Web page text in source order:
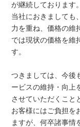
が継続しております。
当社におきましても
力を重ね、価格の維
では現状の価格を維
す。
つきましては、今後
ービスの維持・向上
させていただくこと
お客様にはご負担を
ますが、何卒諸事情